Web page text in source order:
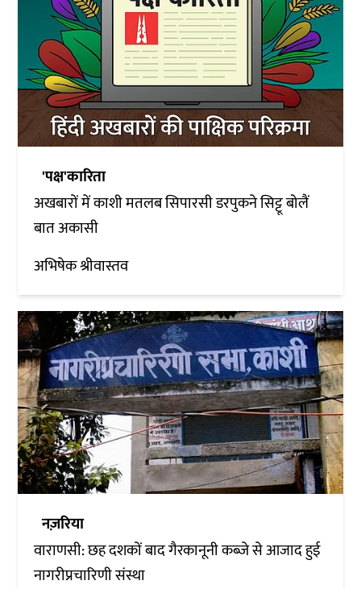
'पक्ष'कारिता
अखबारों में काशी मतलब सिपारसी डरपुकने सिट्टू बोलैं
बात अकासी
अभिषेक श्रीवास्तव
नज़रिया
वाराणसी: छह दशकों बाद गैरकानूनी कब्जे से आजाद हुई
नागरीप्रचारिणी संस्था